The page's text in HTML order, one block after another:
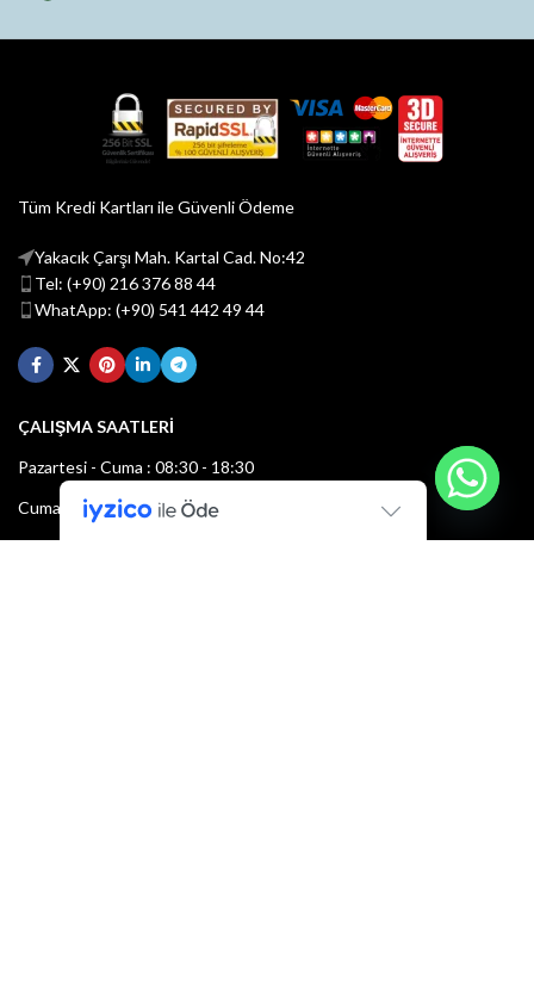
Tüm Kredi Kartları ile Güvenli Ödeme
Yakacık Çarşı Mah. Kartal Cad. No:42
Tel: (+90) 216 376 88 44
WhatApp: (+90) 541 442 49 44
ÇALIŞMA SAATLERİ
Pazartesi - Cuma : 08:30 - 18:30
Cumartesi : 08:30 - 13:00